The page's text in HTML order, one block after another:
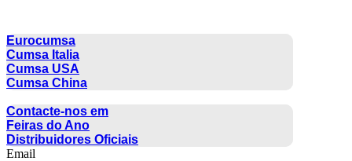
Eurocumsa
Cumsa Italia
Cumsa USA
Cumsa China
Contacte-nos em
Feiras do Ano
Distribuidores Oficiais
Email